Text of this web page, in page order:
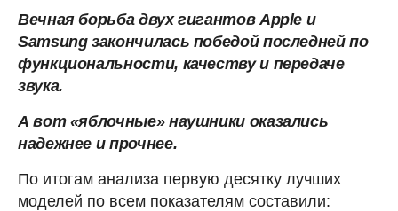
Вечная борьба двух гигантов Apple и
Samsung закончилась победой последней по
функциональности, качеству и передаче
звука.
А вот «яблочные» наушники оказались
надежнее и прочнее.
По итогам анализа первую десятку лучших
моделей по всем показателям составили: